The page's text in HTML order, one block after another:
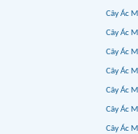
Cây Ác
Cây Ác
Cây Ác
Cây Ác
Cây Ác
Cây Ác
Cây Ác